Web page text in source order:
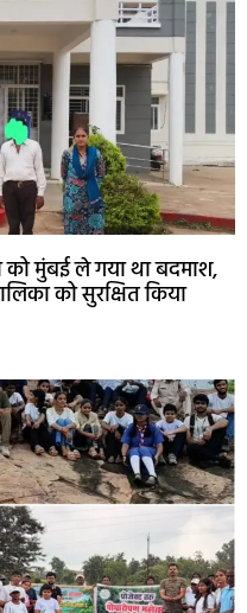
मुंबई ले गया था बदमाश,
को सुरक्षित किया